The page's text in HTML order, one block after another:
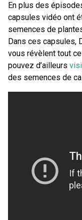
En plus des
capsules vidéo ont
semences de
Dans ces capsules,
vous révèlent tout
pouvez d’ailleurs
des semences de